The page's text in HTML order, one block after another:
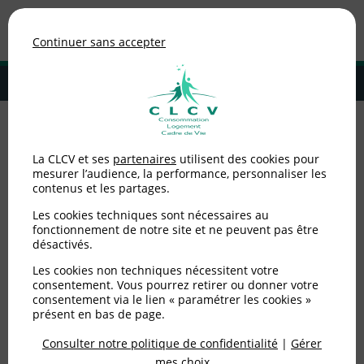
MENU
Adhérer à la CLCV
résultats d’EcoAntibio
Antibiotiques en élevage
: premiers résultats
d’EcoAntibio
Publié le21/11/2016(mis à jour le
Non catégorisé
Continuer sans accepter
La CLCV et ses partenaires utilisent des cookies pour
mesurer l’audience, la performance, personnaliser les
contenus et les partages.
Les cookies techniques sont nécessaires au
fonctionnement de notre site et ne peuvent pas être
désactivés.
Les cookies non techniques nécessitent votre
consentement. Vous pourrez retirer ou donner votre
consentement via le lien « paramétrer les cookies »
présent en bas de page.
Consulter notre politique de confidentialité | Gérer